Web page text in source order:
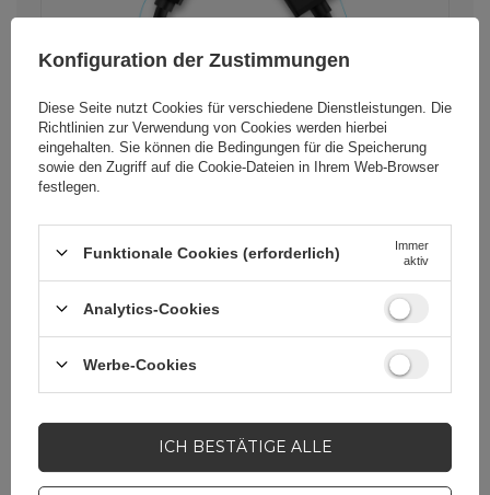
Stabile Übertragung
ausgestattet, die Störungen minimiert
einen unterbrechungsfreien und
reibungslosen Betrieb Ihrer Geräte
Konfiguration der Zustimmungen
Diese Seite nutzt Cookies für verschiedene Dienstleistungen. Die
Richtlinien zur Verwendung von Cookies werden hierbei
eingehalten. Sie können die Bedingungen für die Speicherung
sowie den Zugriff auf die Cookie-Dateien in Ihrem Web-Browser
festlegen.
Funktionale Cookies (erforderlich)
Immer
aktiv
Analytics-Cookies
Werbe-Cookies
ICH BESTÄTIGE ALLE